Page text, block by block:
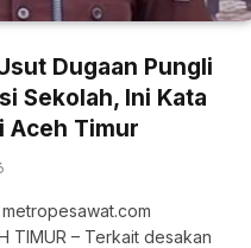
Dugaan Pungli
Sekolah, Ini Kata
Aceh Timur
TIMUR – Terkait desakan